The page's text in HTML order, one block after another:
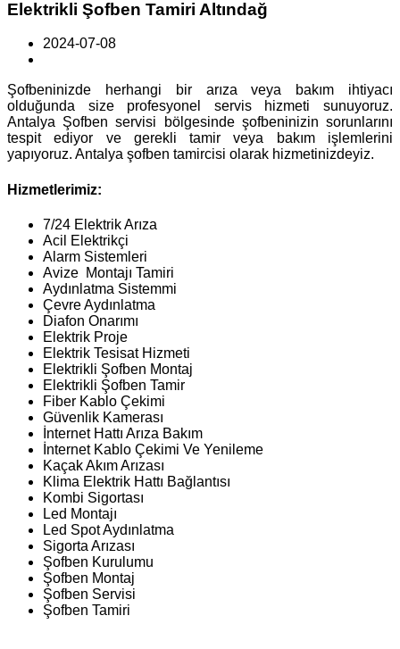
Elektrikli Şofben Tamiri Altındağ
2024-07-08
Şofbeninizde herhangi bir arıza veya bakım ihtiyacı
olduğunda size profesyonel servis hizmeti sunuyoruz.
Antalya Şofben servisi bölgesinde şofbeninizin sorunlarını
tespit ediyor ve gerekli tamir veya bakım işlemlerini
yapıyoruz. Antalya şofben tamircisi olarak hizmetinizdeyiz.
Hizmetlerimiz:
7/24 Elektrik Arıza
Acil Elektrikçi
Alarm Sistemleri
Avize Montajı Tamiri
Aydınlatma Sistemmi
Çevre Aydınlatma
Diafon Onarımı
Elektrik Proje
Elektrik Tesisat Hizmeti
Elektrikli Şofben Montaj
Elektrikli Şofben Tamir
Fiber Kablo Çekimi
Güvenlik Kamerası
İnternet Hattı Arıza Bakım
İnternet Kablo Çekimi Ve Yenileme
Kaçak Akım Arızası
Klima Elektrik Hattı Bağlantısı
Kombi Sigortası
Led Montajı
Led Spot Aydınlatma
Sigorta Arızası
Şofben Kurulumu
Şofben Montaj
Şofben Servisi
Şofben Tamiri